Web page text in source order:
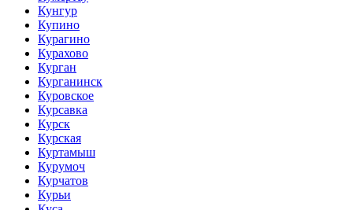
Кунгур
Купино
Курагино
Курахово
Курган
Курганинск
Куровское
Курсавка
Курск
Курская
Куртамыш
Курумоч
Курчатов
Курьи